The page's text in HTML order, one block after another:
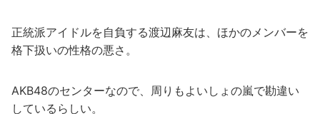
正統派アイドルを自負する渡辺麻友は、ほかのメンバーを
格下扱いの性格の悪さ。
AKB48のセンターなので、周りもよいしょの嵐で勘違い
しているらしい。